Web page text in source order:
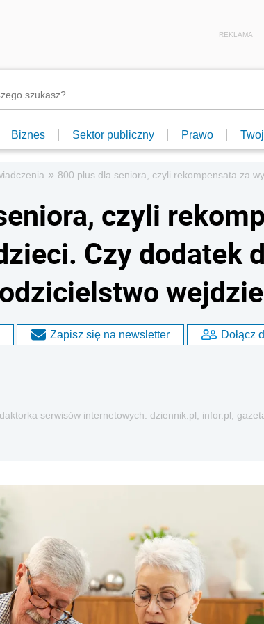
REKLAMA
Biznes Sektor publiczny Prawo
» 800 plus dla seniora, czyli rekompensata za
czyli
Czy dodatek
Zapisz się na newsletter Dołącz
serwisów internetowych: dziennik.pl, infor.pl,